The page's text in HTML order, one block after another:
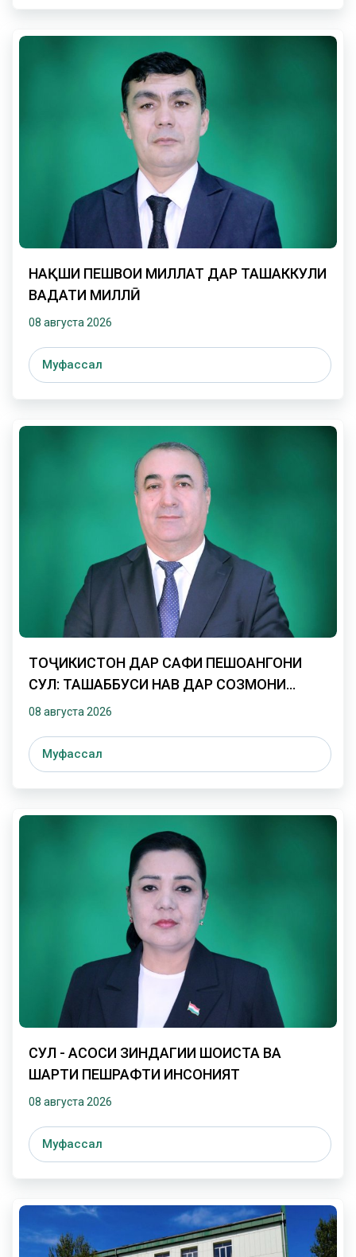
НАҚШИ ПЕШВОИ МИЛЛАТ ДАР ТАШАККУЛИ
ВАҲДАТИ МИЛЛӢ
08 августа 2026
Муфассал
ТОҶИКИСТОН ДАР САФИ ПЕШОҲАНГОНИ
СУЛҲ: ТАШАББУСИ НАВ ДАР СОЗМОНИ
МИЛАЛИ МУТТАҲИД
08 августа 2026
Муфассал
СУЛҲ - АСОСИ ЗИНДАГИИ ШОИСТА ВА
ШАРТИ ПЕШРАФТИ ИНСОНИЯТ
08 августа 2026
Муфассал